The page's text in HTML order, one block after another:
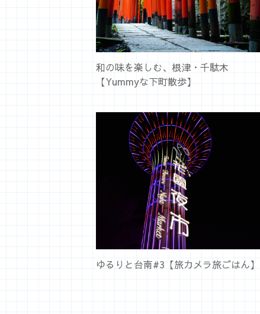
和の味を楽しむ、根津・千駄木
【Yummyな下町散歩】
ゆるりと台南#3【旅カメラ旅ごはん】